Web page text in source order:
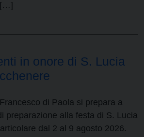
in onore di S. Lucia
di Paola si prepara a
preparazione alla festa di S. Lucia
dal 2 al 9 agosto 2026.